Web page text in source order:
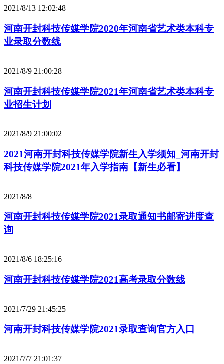
2021/8/13 12:02:48
河南开封科技传媒学院2020年河南省艺术类本科专
业录取分数线
2021/8/9 21:00:28
河南开封科技传媒学院2021年河南省艺术类本科专
业招生计划
2021/8/9 21:00:02
2021河南开封科技传媒学院新生入学须知_河南开封
科技传媒学院2021年入学指南【新生必看】
2021/8/8
河南开封科技传媒学院2021录取通知书邮寄进度查
询
2021/8/6 18:25:16
河南开封科技传媒学院2021高考录取分数线
2021/7/29 21:45:25
河南开封科技传媒学院2021录取查询官方入口
2021/7/7 21:01:37